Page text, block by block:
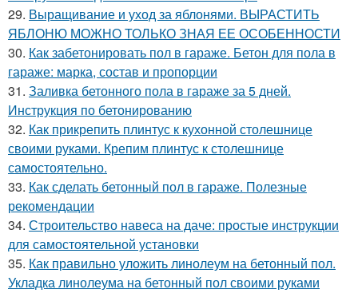
29. Выращивание и уход за яблонями. ВЫРАСТИТЬ
ЯБЛОНЮ МОЖНО ТОЛЬКО ЗНАЯ ЕЕ ОСОБЕННОСТИ
30. Как забетонировать пол в гараже. Бетон для пола в
гараже: марка, состав и пропорции
31. Заливка бетонного пола в гараже за 5 дней.
Инструкция по бетонированию
32. Как прикрепить плинтус к кухонной столешнице
своими руками. Крепим плинтус к столешнице
самостоятельно.
33. Как сделать бетонный пол в гараже. Полезные
рекомендации
34. Строительство навеса на даче: простые инструкции
для самостоятельной установки
35. Как правильно уложить линолеум на бетонный пол.
Укладка линолеума на бетонный пол своими руками